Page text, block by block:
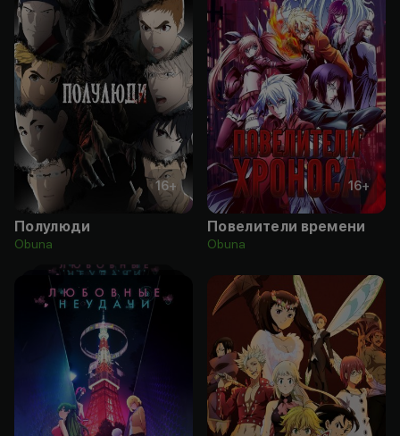
16+
Полулюди
Obuna
16+
Повелители времени
Obuna